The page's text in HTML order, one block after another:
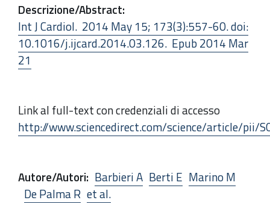
Descrizione/Abstract:
Int J Cardiol. 2014 May 15; 173(3):557-60. doi:
10.1016/j.ijcard.2014.03.126. Epub 2014 Mar
21
Link al full-text con credenziali di accesso
http://www.sciencedirect.com/science/article/pii/
Autore/Autori: Barbieri A Berti E Marino M
De Palma R et al.